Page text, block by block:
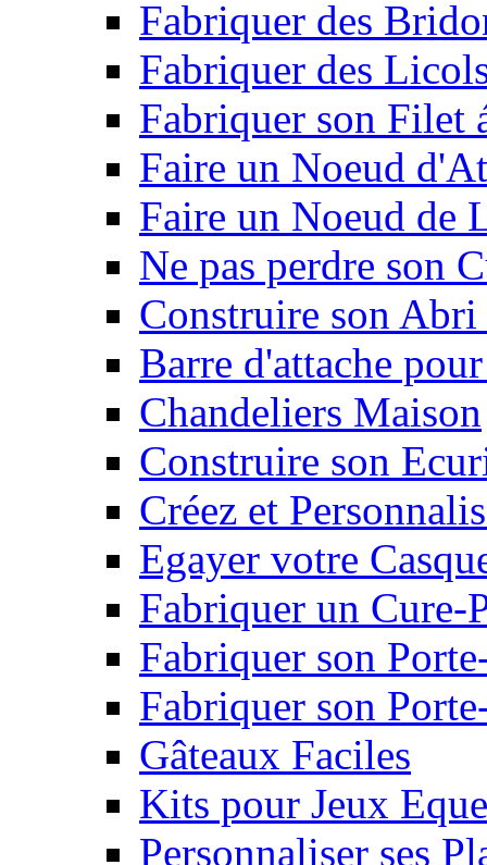
Fabriquer des
Fabriquer des
Fabriquer son Filet
Faire un Noeud
Faire un Noeud de
Ne pas perdre son
Construire son
Barre d'attache
Chandeliers Maison
Construire son
Créez et
Egayer votre
Fabriquer un Cure-
Fabriquer son
Fabriquer son
Gâteaux Faciles
Kits pour Jeux
Personnaliser ses